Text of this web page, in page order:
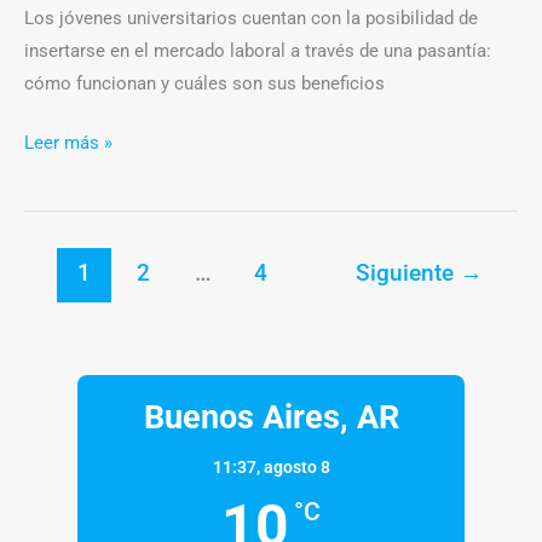
Los jóvenes universitarios cuentan con la posibilidad de
insertarse en el mercado laboral a través de una pasantía:
cómo funcionan y cuáles son sus beneficios
Leer más »
1 2 … 4 Siguiente →
Buenos Aires, AR
11:37,agosto 8
10 °C